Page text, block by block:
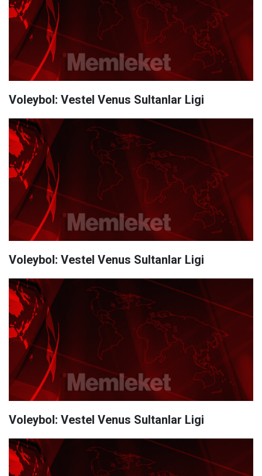
Voleybol: Vestel Venus Sultanlar Ligi
Voleybol: Vestel Venus Sultanlar Ligi
Voleybol: Vestel Venus Sultanlar Ligi